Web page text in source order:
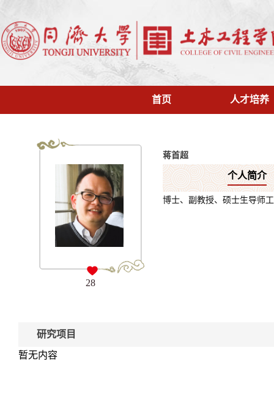
首页 人才培养
28
蒋首超
个人简介
博士、副教授、硕士生导师
研究项目
暂无内容